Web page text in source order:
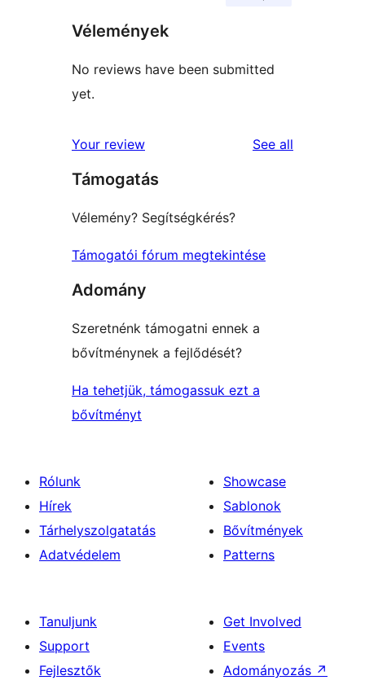
Vélemények
No reviews have been submitted
yet.
Your review See all
Támogatás
Vélemény? Segítségkérés?
Támogatói fórum megtekintése
Adomány
Szeretnénk támogatni ennek a
bővítménynek a fejlődését?
Ha tehetjük, támogassuk ezt a
bővítményt
Rólunk
Hírek
Tárhelyszolgatatás
Adatvédelem
Showcase
Sablonok
Bővítmények
Patterns
Tanuljunk
Support
Fejlesztők
Get Involved
Events
Adományozás ↗